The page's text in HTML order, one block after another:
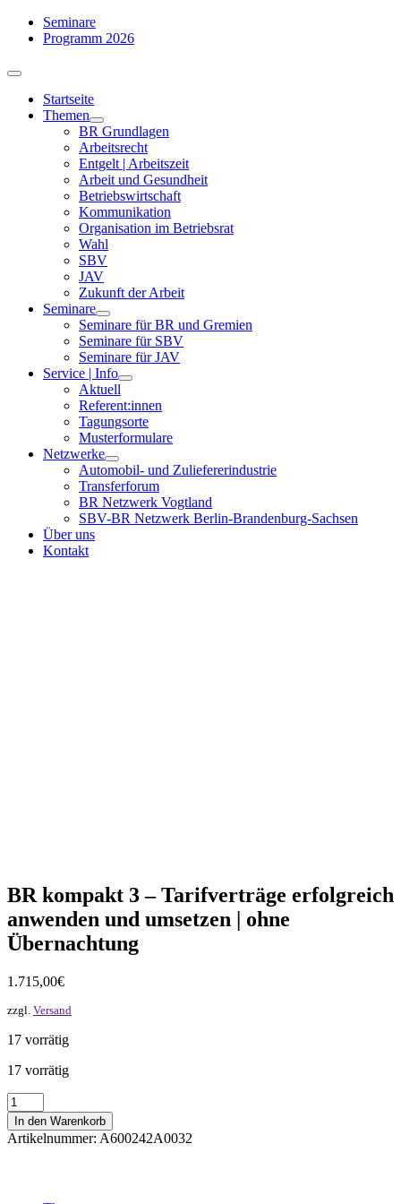
Zum
Inhalt
Seminare
Programm 2026
Toggle
NavigationStartseite
Themen
BR Grundlagen
Arbeits­recht
Entgelt | Arbeitszeit
Arbeit und Gesundheit
Betriebswirtschaft
Kommuni­kation
Organisation im Betriebsrat
Wahl
SBV
JAV
Zukunft der Arbeit
Seminare
Seminare für BR und Gremien
Seminare für SBV
Seminare für JAV
Service | Info
Aktuell
Referent:innen
Tagungsorte
Musterformulare
Netzwerke
Automobil- und Zuliefererindustrie
Transferforum
BR Netzwerk Vogtland
SBV-BR Netzwerk Berlin-Brandenburg-Sachsen
Über uns
Kontakt
BR kompakt 3 – Tarifverträge erfolgreich
anwenden und umsetzen | ohne
Übernachtung
1.715,00€
zzgl. Versand
17 vorrätig
17 vorrätig
BR
kompakt
3
-
In den Warenkorb
Artikelnummer: A600242A0032